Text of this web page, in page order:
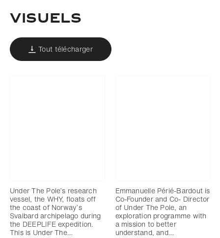
VISUELS
Tout télécharger
Under The Pole’s research
vessel, the WHY, floats off
the coast of Norway’s
Svalbard archipelago during
the DEEPLIFE expedition.
This is Under The…
Emmanuelle Périé-Bardout is
Co-Founder and Co- Director
of Under The Pole, an
exploration programme with
a mission to better
understand, and…